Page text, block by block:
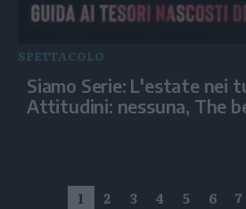
SPETTACOLO
Siamo Serie: L'estate nei
Attitudini: nessuna, The
1 2 3 4 5 6 7